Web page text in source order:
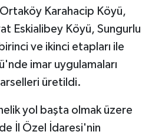
Ortaköy Karahacip Köyü,
Eskialibey Köyü, Sungurlu
ve ikinci etapları ile
imar uygulamaları
üretildi.
yol başta olmak üzere
İl Özel İdaresi'nin